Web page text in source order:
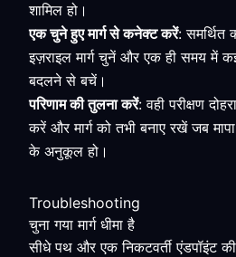
शामिल हो।
एक चुने हुए मार्ग से कनेक्ट करें: समर्थित
इज़राइल मार्ग चुनें और एक ही समय में
बदलने से बचें।
परिणाम की तुलना करें: वही परीक्षण
करें और मार्ग को तभी बनाए रखें जब मापा
के अनुकूल हो।
Troubleshooting
चुना गया मार्ग धीमा है
सीधे पथ और एक निकटवर्ती एंडपॉइंट